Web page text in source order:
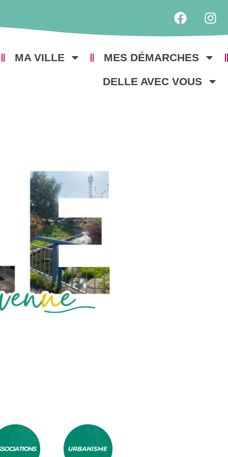
MA VILLE MES DÉMARCHES
DELLE AVEC VOUS